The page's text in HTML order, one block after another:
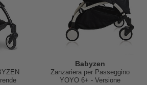
Babyzen
Zanzariera per Passeggino
YOYO 6+ - Versione